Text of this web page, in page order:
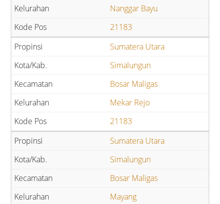
Nanggar Bayu
21183
Sumatera Utara
Simalungun
Bosar Maligas
Mekar Rejo
21183
Sumatera Utara
Simalungun
Bosar Maligas
Mayang